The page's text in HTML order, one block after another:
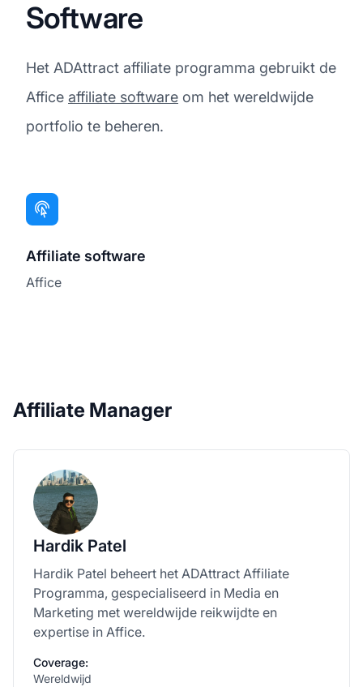
Software
Het ADAttract affiliate programma gebruikt de
Affice affiliate software om het wereldwijde
portfolio te beheren.
Affiliate software
Affice
Affiliate Manager
Hardik Patel
Hardik Patel beheert het ADAttract Affiliate
Programma, gespecialiseerd in Media en
Marketing met wereldwijde reikwijdte en
expertise in Affice.
Coverage:
Wereldwijd